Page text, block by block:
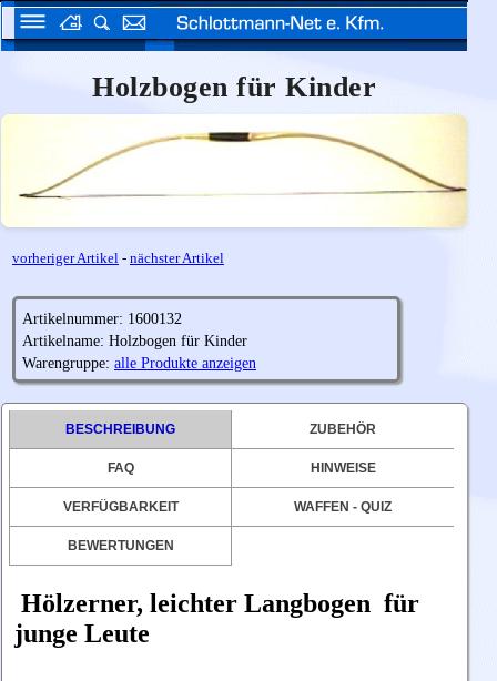
Holzbogen für Kinder
vorheriger Artikel - nächster Artikel
Artikelnummer: 1600132
Artikelname: Holzbogen für Kinder
Warengruppe: alle Produkte anzeigen
BESCHREIBUNG ZUBEHÖR
FAQ HINWEISE
VERFÜGBARKEIT WAFFEN - QUIZ
BEWERTUNGEN
Hölzerner, leichter Langbogen für
junge Leute